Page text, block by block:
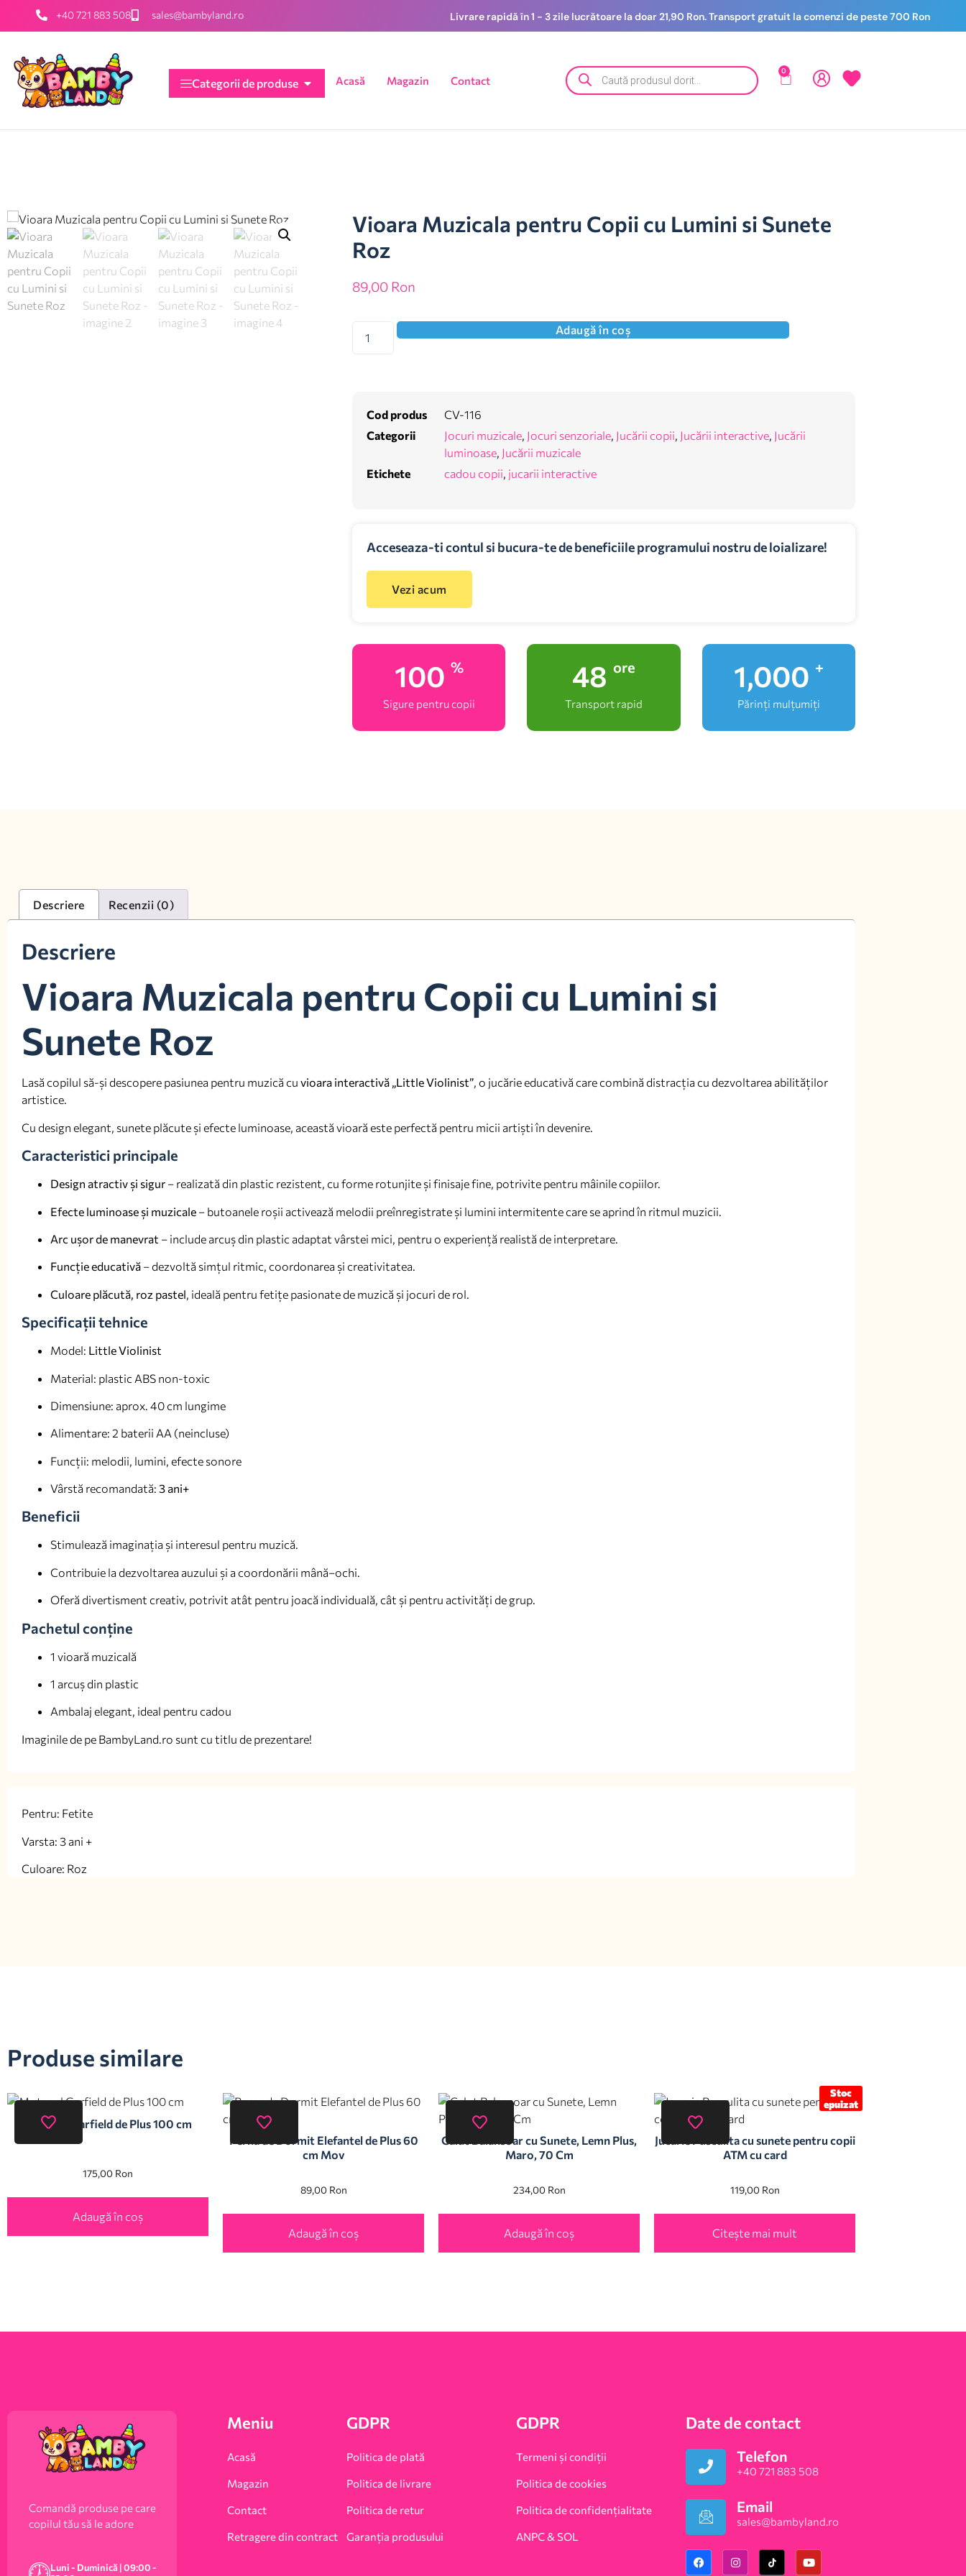
+40 721 883 508 sales@bambyland.ro Livrare rapidă în 1 - 3 zile lucrătoare la doar 21,90 Ron. Transport gratuit la comenzi de peste 700 Ron
Categorii de produse Acasă Magazin Contact
0
Vioara Muzicala pentru Copii cu Lumini si Sunete
Roz
89,00 Ron
Adaugă în coș
Cod produs
CV-116
Categorii
Jocuri muzicale, Jocuri senzoriale, Jucării copii, Jucării interactive, Jucării
luminoase, Jucării muzicale
Etichete
cadou copii, jucarii interactive
Acceseaza-ti contul si bucura-te de beneficiile programului nostru de loializare!
Vezi acum
100 %
Sigure pentru copii
48 ore
Transport rapid
1,000 +
Părinți mulțumiți
Descriere Recenzii (0)
Descriere
Vioara Muzicala pentru Copii cu Lumini si
Sunete Roz
Lasă copilul să-și descopere pasiunea pentru muzică cu vioara interactivă „Little Violinist”, o jucărie educativă care combină distracția cu dezvoltarea abilităților
artistice.
Cu design elegant, sunete plăcute și efecte luminoase, această vioară este perfectă pentru micii artiști în devenire.
Caracteristici principale
Design atractiv și sigur – realizată din plastic rezistent, cu forme rotunjite și finisaje fine, potrivite pentru mâinile copiilor.
Efecte luminoase și muzicale – butoanele roșii activează melodii preînregistrate și lumini intermitente care se aprind în ritmul muzicii.
Arc ușor de manevrat – include arcuș din plastic adaptat vârstei mici, pentru o experiență realistă de interpretare.
Funcție educativă – dezvoltă simțul ritmic, coordonarea și creativitatea.
Culoare plăcută, roz pastel , ideală pentru fetițe pasionate de muzică și jocuri de rol.
Specificații tehnice
Model: Little Violinist
Material: plastic ABS non-toxic
Dimensiune: aprox. 40 cm lungime
Alimentare: 2 baterii AA (neincluse)
Funcții: melodii, lumini, efecte sonore
Vârstă recomandată: 3 ani+
Beneficii
Stimulează imaginația și interesul pentru muzică.
Contribuie la dezvoltarea auzului și a coordonării mână–ochi.
Oferă divertisment creativ, potrivit atât pentru joacă individuală, cât și pentru activități de grup.
Pachetul conține
1 vioară muzicală
1 arcuș din plastic
Ambalaj elegant, ideal pentru cadou
Imaginile de pe BambyLand.ro sunt cu titlu de prezentare!
Pentru: Fetite
Varsta: 3 ani +
Culoare: Roz
Produse similare
Motanul Garfield de Plus 100 cm
175,00 Ron
Adaugă în coș
Perna de Dormit Elefantel de Plus 60
cm Mov
89,00 Ron
Adaugă în coș
Calut Balansoar cu Sunete, Lemn Plus,
Maro, 70 Cm
234,00 Ron
Adaugă în coș
Stoc
epuizat
Jucarie Pusculita cu sunete pentru copii
ATM cu card
119,00 Ron
Citește mai mult
Comandă produse pe care
copilul tău să le adore
Luni - Duminică | 09:00 -
Meniu
Acasă
Magazin
Contact
Retragere din contract
GDPR
Politica de plată
Politica de livrare
Politica de retur
Garanția produsului
GDPR
Termeni și condiții
Politica de cookies
Politica de confidențialitate
ANPC & SOL
Date de contact
Telefon
+40 721 883 508
Email
sales@bambyland.ro​